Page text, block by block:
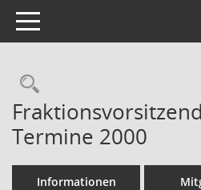
Toggle navigation
Rechercheauswahl
Termine 2000
Informationen